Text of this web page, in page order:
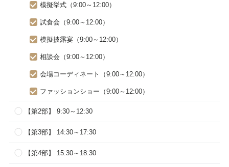
模擬挙式（9:00～12:00）
試食会（9:00～12:00）
模擬披露宴（9:00～12:00）
相談会（9:00～12:00）
会場コーディネート（9:00～12:00）
ファッションショー（9:00～12:00）
【第2部】 9:30～12:30
【第3部】 14:30～17:30
【第4部】 15:30～18:30